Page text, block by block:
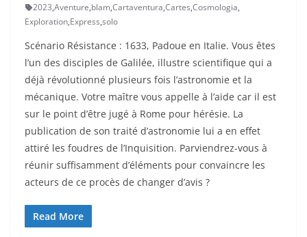
2023,Aventure,blam,Cartaventura,Cartes,Cosmologia,
Exploration,Express,solo
Scénario Résistance : 1633, Padoue en Italie. Vous êtes
l’un des disciples de Galilée, illustre scientifique qui a
déjà révolutionné plusieurs fois l’astronomie et la
mécanique. Votre maître vous appelle à l’aide car il est
sur le point d’être jugé à Rome pour hérésie. La
publication de son traité d’astronomie lui a en effet
attiré les foudres de l’Inquisition. Parviendrez-vous à
réunir suffisamment d’éléments pour convaincre les
acteurs de ce procès de changer d’avis ?
Read More